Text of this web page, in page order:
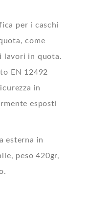
per i caschi
come
lavori in quota.
EN 12492
in
esposti
esterna in
peso 420gr,